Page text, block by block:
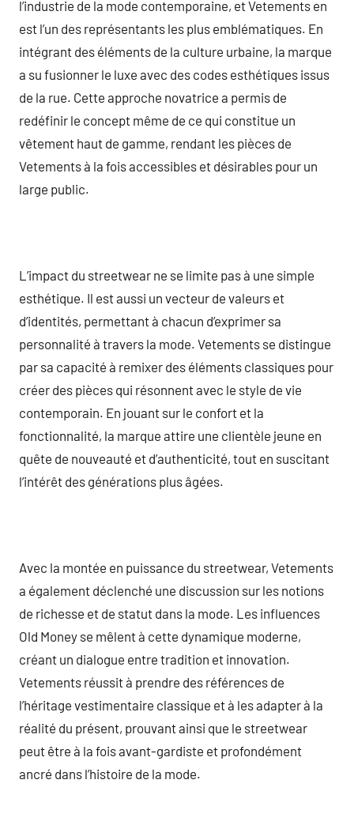
l’industrie de la mode contemporaine, et Vetements en
est l’un des représentants les plus emblématiques. En
intégrant des éléments de la culture urbaine, la marque
a su fusionner le luxe avec des codes esthétiques issus
de la rue. Cette approche novatrice a permis de
redéfinir le concept même de ce qui constitue un
vêtement haut de gamme, rendant les pièces de
Vetements à la fois accessibles et désirables pour un
large public.
L’impact du streetwear ne se limite pas à une simple
esthétique. Il est aussi un vecteur de valeurs et
d’identités, permettant à chacun d’exprimer sa
personnalité à travers la mode. Vetements se distingue
par sa capacité à remixer des éléments classiques pour
créer des pièces qui résonnent avec le style de vie
contemporain. En jouant sur le confort et la
fonctionnalité, la marque attire une clientèle jeune en
quête de nouveauté et d’authenticité, tout en suscitant
l’intérêt des générations plus âgées.
Avec la montée en puissance du streetwear, Vetements
a également déclenché une discussion sur les notions
de richesse et de statut dans la mode. Les influences
Old Money se mêlent à cette dynamique moderne,
créant un dialogue entre tradition et innovation.
Vetements réussit à prendre des références de
l’héritage vestimentaire classique et à les adapter à la
réalité du présent, prouvant ainsi que le streetwear
peut être à la fois avant-gardiste et profondément
ancré dans l’histoire de la mode.